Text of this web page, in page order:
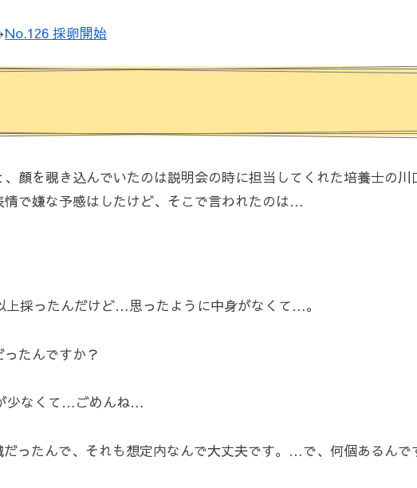
No.126 採卵開始
顔を覗き込んでいたのは説明会の時に担当してくれた培養士の川
で嫌な予感はしたけど、そこで言われたのは…
上採ったんだけど…思ったように中身がなくて…。
たんですか？
少なくて…ごめんね…
だったんで、それも想定内なんで大丈夫です。…で、何個あるんで